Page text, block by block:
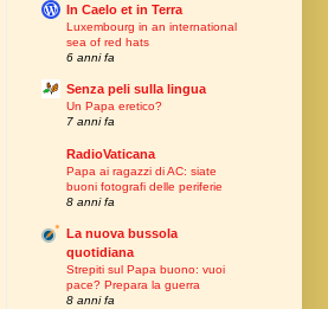
In Caelo et in Terra
Luxembourg in an international
sea of red hats
6 anni fa
Senza peli sulla lingua
Un Papa eretico?
7 anni fa
RadioVaticana
Papa ai ragazzi di AC: siate
buoni fotografi delle periferie
8 anni fa
La nuova bussola
quotidiana
Strepiti sul Papa buono: vuoi
pace? Prepara la guerra
8 anni fa